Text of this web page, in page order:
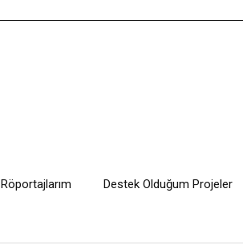
Röportajlarım Destek Olduğum Projeler